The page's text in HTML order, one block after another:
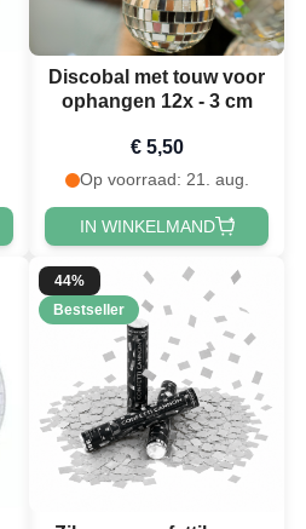
Discobal met touw voor
ophangen 12x - 3 cm
€ 5,50
Op voorraad: 21. aug.
IN WINKELMAND
44%
Bestseller